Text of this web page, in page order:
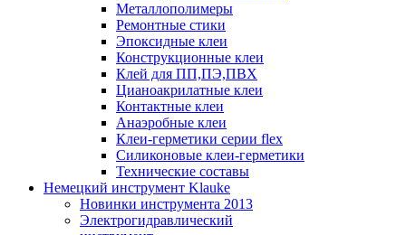
Металлополимеры
Ремонтные стики
Эпоксидные клеи
Конструкционные клеи
Клей для ПП,ПЭ,ПВХ
Цианоакрилатные клеи
Контактные клеи
Анаэробные клеи
Клеи-герметики серии flex
Силиконовые клеи-герметики
Технические составы
Немецкий инструмент Klauke
Новинки инструмента 2013
Электрогидравлический